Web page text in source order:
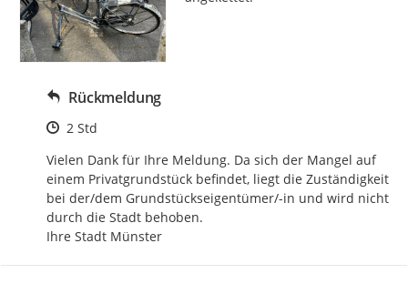
Rückmeldung
Zeitpunkt des Erstellens
2 Std
Vielen Dank für Ihre Meldung. Da sich der Mangel auf
einem Privatgrundstück befindet, liegt die Zuständigkeit
bei der/dem Grundstückseigentümer/-in und wird nicht
durch die Stadt behoben.
Ihre Stadt Münster